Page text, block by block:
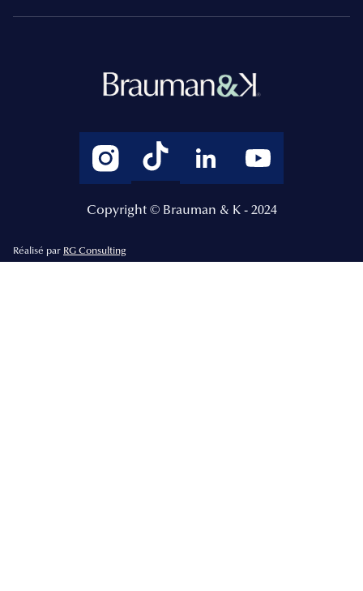
Copyright © Brauman & K - 2024
Réalisé par RG Consulting